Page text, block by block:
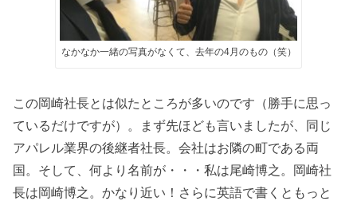
なかなか一緒の写真がなくて、去年の4月のもの（笑）
この岡崎社長とは似たところが多いのです（勝手に思っ
ているだけですが）。まず先ほども言いましたが、同じ
アパレル業界の後継者社長。会社はお隣の町である両
国。そして、何より名前が・・・私は尾崎博之。岡崎社
長は岡崎博之。かなり近い！さらに英語で書くともっと